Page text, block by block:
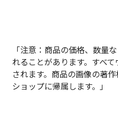
「注意：商品の価格、数量
れることがあります。すべ
されます。商品の画像の著
ショップに帰属します。」